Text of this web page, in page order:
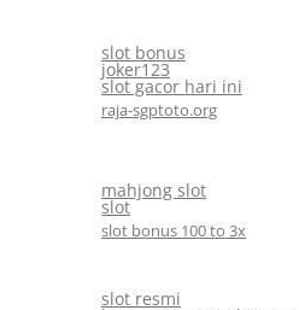
slot bonus
joker123
slot gacor hari ini
raja-sgptoto.org
mahjong slot
slot
slot bonus 100 to 3x
slot resmi